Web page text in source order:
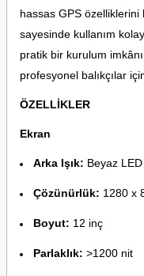
hassas GPS
sayesinde kullanım
pratik bir kurulum
profesyonel balıkçılar
ÖZELLİKLER
Ekran
Arka Işık: Beyaz LED
Çözünürlük: 1280 x
Boyut: 12 inç
Parlaklık: >1200 nit